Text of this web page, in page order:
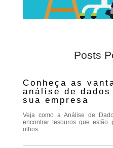
Posts
Conheça as
análise de
sua empresa
Veja como a Análise de
encontrar tesouros que estão
olhos.